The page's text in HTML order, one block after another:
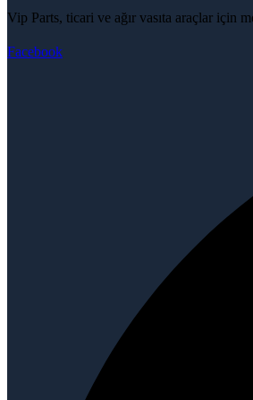
Vip Parts, ticari ve ağır vasıta araçlar için
Facebook